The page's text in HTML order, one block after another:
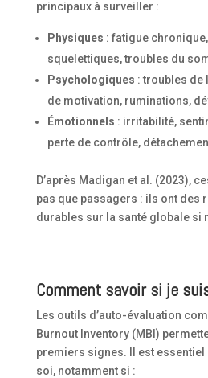
principaux à surveiller :
Physiques : fatigue
squelettiques, troubles du
Psychologiques : troubles de
de motivation, ruminations,
Émotionnels : irritabilité,
perte de contrôle,
D’après Madigan et al. (2023),
pas que passagers : ils ont des
durables sur la santé globale si
Comment savoir si je
Les outils d’auto-évaluation
Burnout Inventory (MBI)
premiers signes. Il est essentiel
soi, notamment si :